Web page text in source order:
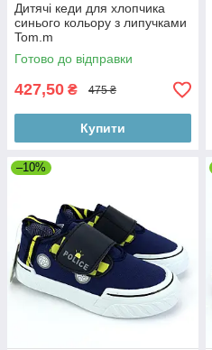
Дитячі кеди для хлопчика
синього кольору з липучками
Tom.m
Готово до відправки
427,50 ₴ 475 ₴
Купити
–10%